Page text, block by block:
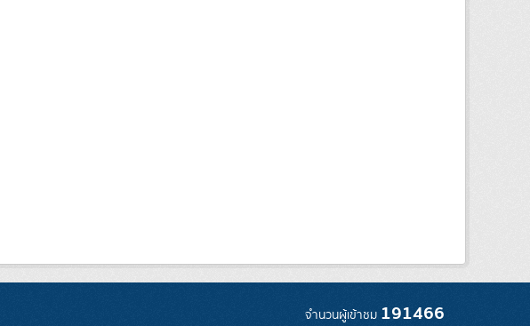
จำนวนผู้เข้าชม 191466